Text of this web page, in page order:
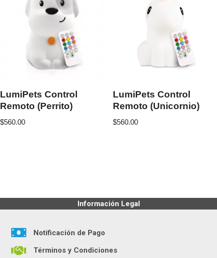
LumiPets Control
Remoto (Perrito)
$560.00
LumiPets Control
Remoto (Unicornio)
$560.00
Información Legal
Notificación de Pago
Términos y Condiciones